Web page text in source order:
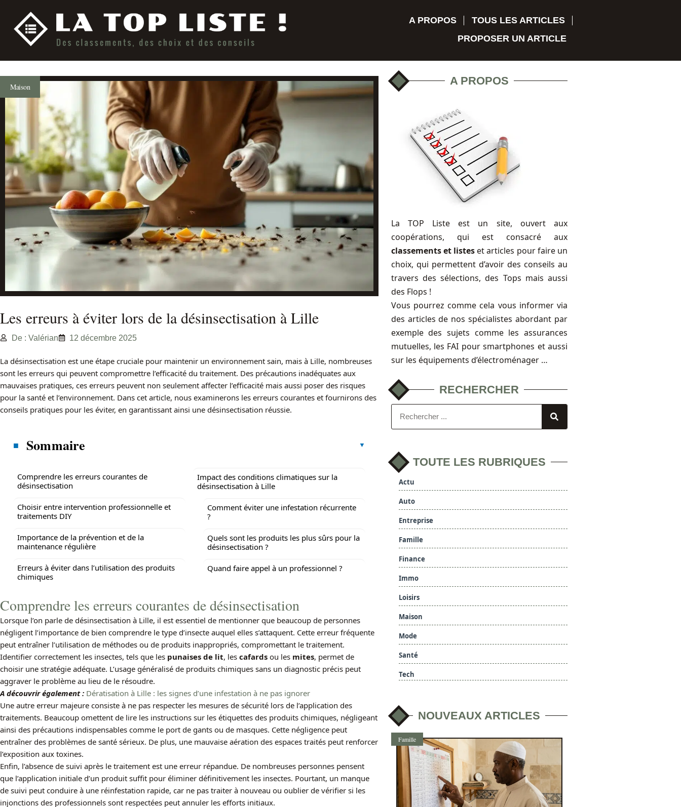
A PROPOS
TOUS LES ARTICLES
PROPOSER UN ARTICLE
Maison
Les erreurs à éviter lors de la désinsectisation à Lille
De : Valérian 12 décembre 2025
La désinsectisation est une étape cruciale pour maintenir un environnement sain, mais à Lille, nombreuses
sont les erreurs qui peuvent compromettre l’efficacité du traitement. Des précautions inadéquates aux
mauvaises pratiques, ces erreurs peuvent non seulement affecter l’efficacité mais aussi poser des risques
pour la santé et l’environnement. Dans cet article, nous examinerons les erreurs courantes et fournirons des
conseils pratiques pour les éviter, en garantissant ainsi une désinsectisation réussie.
Sommaire
Comprendre les erreurs courantes de
désinsectisation
Choisir entre intervention professionnelle et
traitements DIY
Importance de la prévention et de la
maintenance régulière
Erreurs à éviter dans l’utilisation des produits
chimiques
Impact des conditions climatiques sur la
désinsectisation à Lille
Comment éviter une infestation récurrente
?
Quels sont les produits les plus sûrs pour la
désinsectisation ?
Quand faire appel à un professionnel ?
Comprendre les erreurs courantes de désinsectisation
Lorsque l’on parle de désinsectisation à Lille, il est essentiel de mentionner que beaucoup de personnes
négligent l’importance de bien comprendre le type d’insecte auquel elles s’attaquent. Cette erreur fréquente
peut entraîner l’utilisation de méthodes ou de produits inappropriés, compromettant le traitement.
Identifier correctement les insectes, tels que les punaises de lit, les cafards ou les mites, permet de
choisir une stratégie adéquate. L’usage généralisé de produits chimiques sans un diagnostic précis peut
aggraver le problème au lieu de le résoudre.
A découvrir également : Dératisation à Lille : les signes d’une infestation à ne pas ignorer
Une autre erreur majeure consiste à ne pas respecter les mesures de sécurité lors de l’application des
traitements. Beaucoup omettent de lire les instructions sur les étiquettes des produits chimiques, négligeant
ainsi des précautions indispensables comme le port de gants ou de masques. Cette négligence peut
entraîner des problèmes de santé sérieux. De plus, une mauvaise aération des espaces traités peut renforcer
l’exposition aux toxines.
Enfin, l’absence de suivi après le traitement est une erreur répandue. De nombreuses personnes pensent
que l’application initiale d’un produit suffit pour éliminer définitivement les insectes. Pourtant, un manque
de suivi peut conduire à une réinfestation rapide, car ne pas traiter à nouveau ou oublier de vérifier si les
injonctions des professionnels sont respectées peut annuler les efforts initiaux.
A PROPOS
La TOP Liste est un site, ouvert aux
coopérations, qui est consacré aux
classements et listeset articles pour faire un
choix, qui permettent d’avoir des conseils au
travers des sélections, des Tops mais aussi
des Flops !
Vous pourrez comme cela vous informer via
des articles de nos spécialistes abordant par
exemple des sujets comme les assurances
mutuelles, les FAI pour smartphones et aussi
sur les équipements d’électroménager …
RECHERCHER
TOUTE LES RUBRIQUES
Actu
Auto
Entreprise
Famille
Finance
Immo
Loisirs
Maison
Mode
Santé
Tech
NOUVEAUX ARTICLES
Famille